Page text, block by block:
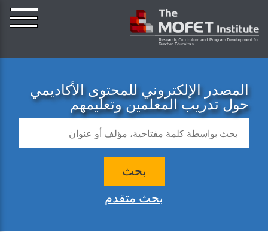
المصدر الإلكتروني للمحتوى الأكاديمي
حول تدريب المعلمين وتعليمهم
بحث
بحث متقدم